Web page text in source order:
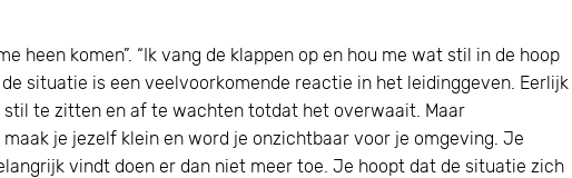
heen komen”. “Ik vang de klappen op en hou me wat stil in de hoop
situatie is een veelvoorkomende reactie in het leidinggeven. Eerlijk
stil te zitten en af te wachten totdat het overwaait. Maar
je jezelf klein en word je onzichtbaar voor je omgeving. Je
vindt doen er dan niet meer toe. Je hoopt dat de situatie zich